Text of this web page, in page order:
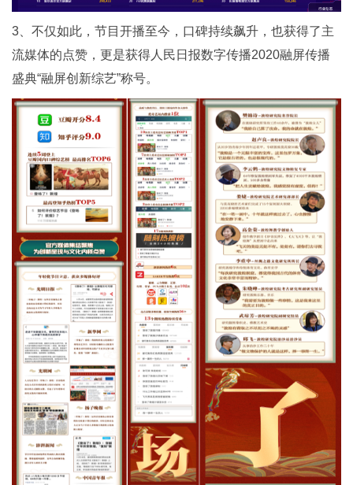
3、不仅如此，节目开播至今，口碑持续飙升，也获得了主
流媒体的点赞，更是获得人民日报数字传播2020融屏传播
盛典“融屏创新综艺”称号。